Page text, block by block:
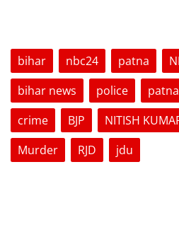
bihar nbc24 patna
bihar news
police
crime
BJP NITISH
Murder
RJD jdu